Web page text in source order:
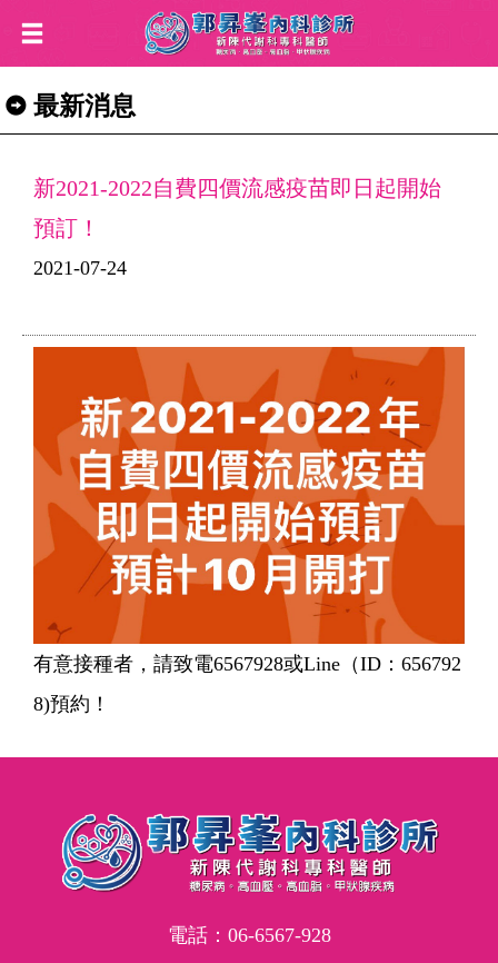
最新消息
新2021-2022自費四價流感疫苗即日起開始
預訂！
2021-07-24
有意接種者，請致電6567928或Line（ID：656792
8)預約！
電話： 06-6567-928